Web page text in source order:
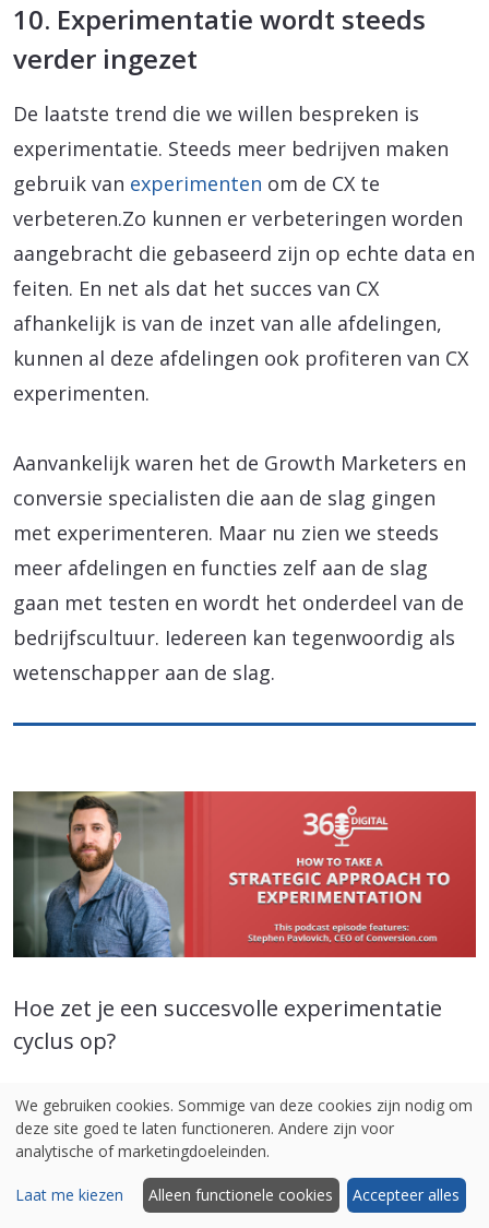
10. Experimentatie wordt steeds
verder ingezet
De laatste trend die we willen bespreken is
experimentatie. Steeds meer bedrijven maken
gebruik van experimenten om de CX te
verbeteren.Zo kunnen er verbeteringen worden
aangebracht die gebaseerd zijn op echte data en
feiten. En net als dat het succes van CX
afhankelijk is van de inzet van alle afdelingen,
kunnen al deze afdelingen ook profiteren van CX
experimenten.
Aanvankelijk waren het de Growth Marketers en
conversie specialisten die aan de slag gingen
met experimenteren. Maar nu zien we steeds
meer afdelingen en functies zelf aan de slag
gaan met testen en wordt het onderdeel van de
bedrijfscultuur. Iedereen kan tegenwoordig als
wetenschapper aan de slag.
Hoe zet je een succesvolle experimentatie
cyclus op?
Je leert het in onze (Engelstalige) podcast
aflevering met Stephen Pavlovich - oprichter en
directeur bij Conversion.com
We gebruiken cookies. Sommige van deze cookies zijn nodig om
deze site goed te laten functioneren. Andere zijn voor
analytische of marketingdoeleinden.
Laat me kiezen Alleen functionele cookies Accepteer alles